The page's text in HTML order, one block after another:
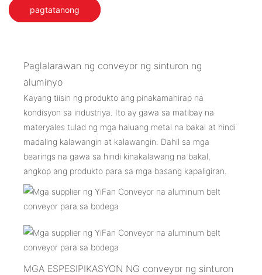
pagtatanong
Paglalarawan ng conveyor ng sinturon ng
aluminyo
Kayang tiisin ng produkto ang pinakamahirap na
kondisyon sa industriya. Ito ay gawa sa matibay na
materyales tulad ng mga haluang metal na bakal at hindi
madaling kalawangin at kalawangin. Dahil sa mga
bearings na gawa sa hindi kinakalawang na bakal,
angkop ang produkto para sa mga basang kapaligiran.
MGA ESPESIPIKASYON NG conveyor ng sinturon